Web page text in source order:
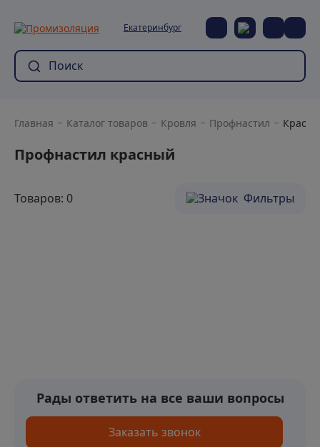
Екатеринбург
Главная Каталог товаров Кровля Профнастил
Профнастил красный
Товаров: 0 Фильтры
Рады ответить на все ваши вопросы
Заказать звонок